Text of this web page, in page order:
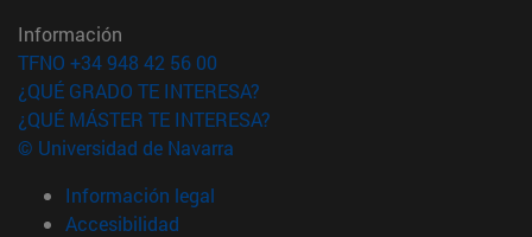
Información
TFNO +34 948 42 56 00
¿QUÉ GRADO TE INTERESA?
¿QUÉ MÁSTER TE INTERESA?
© Universidad de Navarra
Información legal
Accesibilidad